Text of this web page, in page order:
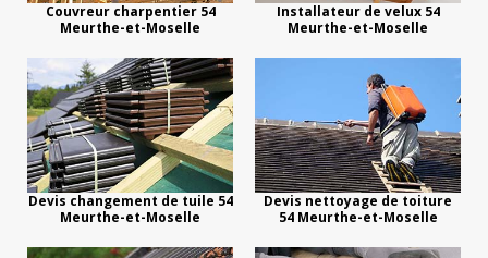
Couvreur charpentier 54
Meurthe-et-Moselle
Installateur de velux 54
Meurthe-et-Moselle
Devis changement de tuile 54
Meurthe-et-Moselle
Devis nettoyage de toiture
54 Meurthe-et-Moselle